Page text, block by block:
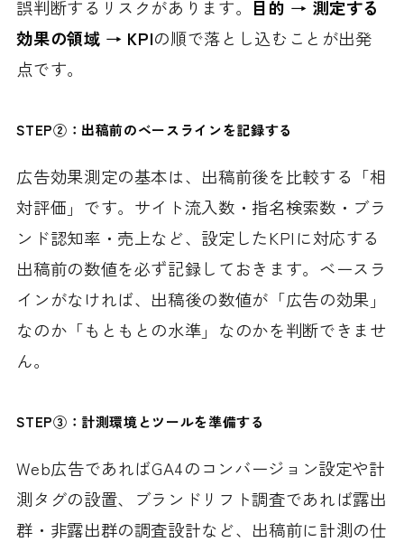
誤判断するリスクがあります。 目的 → 測定する
効果の領域 → KPIの順で落とし込むことが出発
点です。
STEP②：出稿前のベースラインを記録する
広告効果測定の基本は、出稿前後を比較する「相
対評価」です。サイト流入数・指名検索数・ブラ
ンド認知率・売上など、設定したKPIに対応する
出稿前の数値を必ず記録しておきます。ベースラ
インがなければ、出稿後の数値が「広告の効果」
なのか「もともとの水準」なのかを判断できませ
ん。
STEP③：計測環境とツールを準備する
Web広告であればGA4のコンバージョン設定や計
測タグの設置、ブランドリフト調査であれば露出
群・非露出群の調査設計など、出稿前に計測の仕